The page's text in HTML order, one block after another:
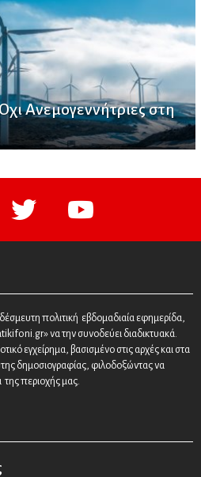
Ανεμογεννήτριες στη
twitter youtube
πολιτική εβδομαδιαία εφημερίδα,
να την συνοδεύει διαδικτυακά.
εγχείρημα, βασισμένο στις αρχές και στα
δημοσιογραφίας, φιλοδοξώντας να
της περιοχής μας.